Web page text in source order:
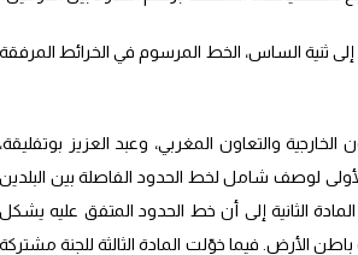
إلى ثنية الساس، الخط المرسوم في الخرائط المرفقة
والتعاون المغربي، وعبد العزيز بوتفليقة،
لوصف شامل لخط الحدود الفاصلة بين البلدين
الثانية إلى أن خط الحدود المتفق عليه يشكل
الأرض. فيما خوّلت المادة الثالثة للجنة مشتركة